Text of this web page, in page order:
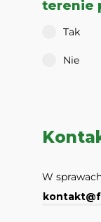
terenie
Tak
Nie
W